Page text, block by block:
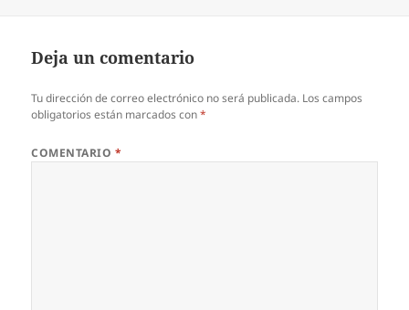
Deja un comentario
Tu dirección de correo electrónico no será publicada. Los campos
obligatorios están marcados con*
COMENTARIO *